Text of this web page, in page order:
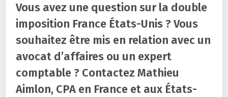
Vous avez une question sur la double
imposition France États-Unis ? Vous
souhaitez être mis en relation avec un
avocat d’affaires ou un expert
comptable ? Contactez Mathieu
Aimlon, CPA en France et aux États-